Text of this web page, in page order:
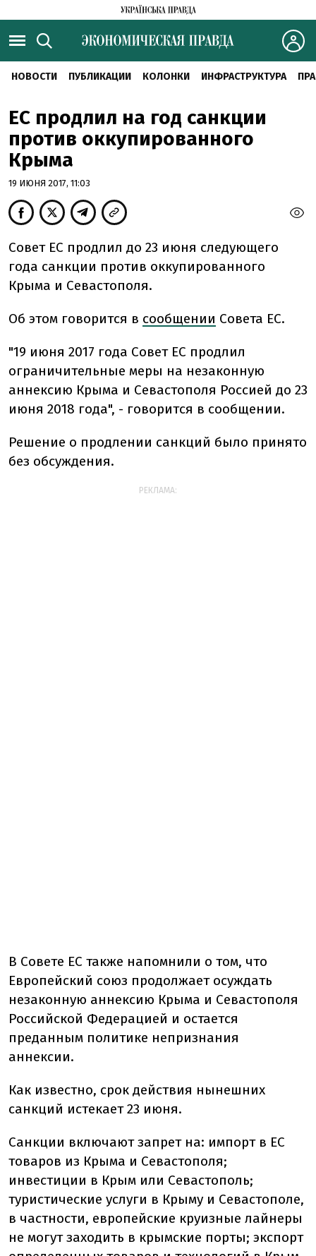
НОВОСТИ ПУБЛИКАЦИИ КОЛОНКИ ИНФРАСТРУКТУРА
ЕС продлил на год санкции
против оккупированного
Крыма
19 ИЮНЯ 2017, 11:03
Совет ЕС продлил до 23 июня следующего
года санкции против оккупированного
Крыма и Севастополя.
Об этом говорится в сообщении Совета ЕС.
"19 июня 2017 года Совет ЕС продлил
ограничительные меры на незаконную
аннексию Крыма и Севастополя Россией до 23
июня 2018 года", - говорится в сообщении.
Решение о продлении санкций было принято
без обсуждения.
РЕКЛАМА:
В Совете ЕС также напомнили о том, что
Европейский союз продолжает осуждать
незаконную аннексию Крыма и Севастополя
Российской Федерацией и остается
преданным политике непризнания
аннексии.
Как известно, срок действия нынешних
санкций истекает 23 июня.
Санкции включают запрет на: импорт в ЕС
товаров из Крыма и Севастополя;
инвестиции в Крым или Севастополь;
туристические услуги в Крыму и Севастополе,
в частности, европейские круизные лайнеры
не могут заходить в крымские порты; экспорт